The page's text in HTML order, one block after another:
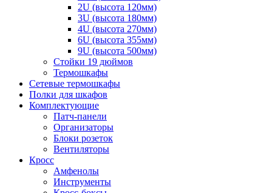
2U (высота 120мм)
3U (высота 180мм)
4U (высота 270мм)
6U (высота 355мм)
9U (высота 500мм)
Стойки 19 дюймов
Термошкафы
Сетевые термошкафы
Полки для шкафов
Комплектующие
Патч-панели
Организаторы
Блоки розеток
Вентиляторы
Кросс
Амфенолы
Инструменты